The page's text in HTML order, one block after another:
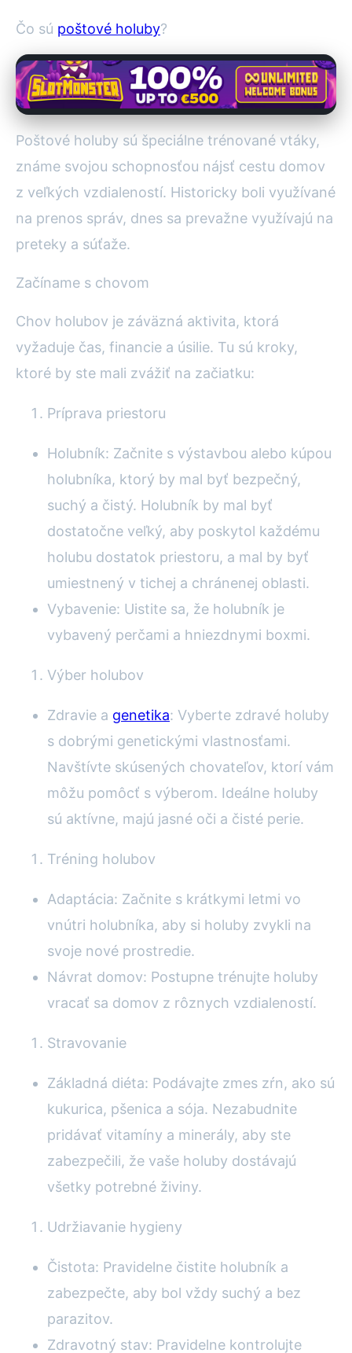
Čo sú poštové holuby?
Poštové holuby sú špeciálne trénované vtáky,
známe svojou schopnosťou nájsť cestu domov
z veľkých vzdialeností. Historicky boli využívané
na prenos správ, dnes sa prevažne využívajú na
preteky a súťaže.
Začíname s chovom
Chov holubov je záväzná aktivita, ktorá
vyžaduje čas, financie a úsilie. Tu sú kroky,
ktoré by ste mali zvážiť na začiatku:
Príprava priestoru
Holubník: Začnite s výstavbou alebo kúpou
holubníka, ktorý by mal byť bezpečný,
suchý a čistý. Holubník by mal byť
dostatočne veľký, aby poskytol každému
holubu dostatok priestoru, a mal by byť
umiestnený v tichej a chránenej oblasti.
Vybavenie: Uistite sa, že holubník je
vybavený perčami a hniezdnymi boxmi.
Výber holubov
Zdravie a genetika: Vyberte zdravé holuby
s dobrými genetickými vlastnosťami.
Navštívte skúsených chovateľov, ktorí vám
môžu pomôcť s výberom. Ideálne holuby
sú aktívne, majú jasné oči a čisté perie.
Tréning holubov
Adaptácia: Začnite s krátkymi letmi vo
vnútri holubníka, aby si holuby zvykli na
svoje nové prostredie.
Návrat domov: Postupne trénujte holuby
vracať sa domov z rôznych vzdialeností.
Stravovanie
Základná diéta: Podávajte zmes zŕn, ako sú
kukurica, pšenica a sója. Nezabudnite
pridávať vitamíny a minerály, aby ste
zabezpečili, že vaše holuby dostávajú
všetky potrebné živiny.
Udržiavanie hygieny
Čistota: Pravidelne čistite holubník a
zabezpečte, aby bol vždy suchý a bez
parazitov.
Zdravotný stav: Pravidelne kontrolujte